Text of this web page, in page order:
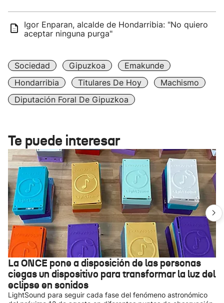
Igor Enparan, alcalde de Hondarribia: "No quiero
aceptar ninguna purga"
Sociedad Gipuzkoa
Emakunde
Hondarribia
Titulares De Hoy
Machismo
Diputación Foral De Gipuzkoa
Te puede interesar
La ONCE pone a disposición de las personas
ciegas un dispositivo para transformar la luz del
eclipse en sonidos
LightSound para seguir cada fase del fenómeno astronómico